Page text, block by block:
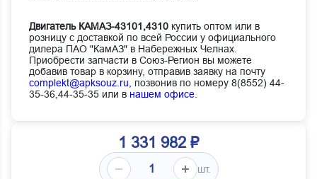
Двигатель КАМАЗ-43101,4310 купить оптом или в
розницу с доставкой по всей России у официального
дилера ПАО "КамАЗ" в Набережных Челнах.
Приобрести запчасти в Союз-Регион вы можете
добавив товар в корзину, отправив заявку на почту
complekt@apksouz.ru,
позвонив по номеру 8(8552) 44-
35-36,44-35-35 или в нашем офисе
1 331 982 ₽
шт.